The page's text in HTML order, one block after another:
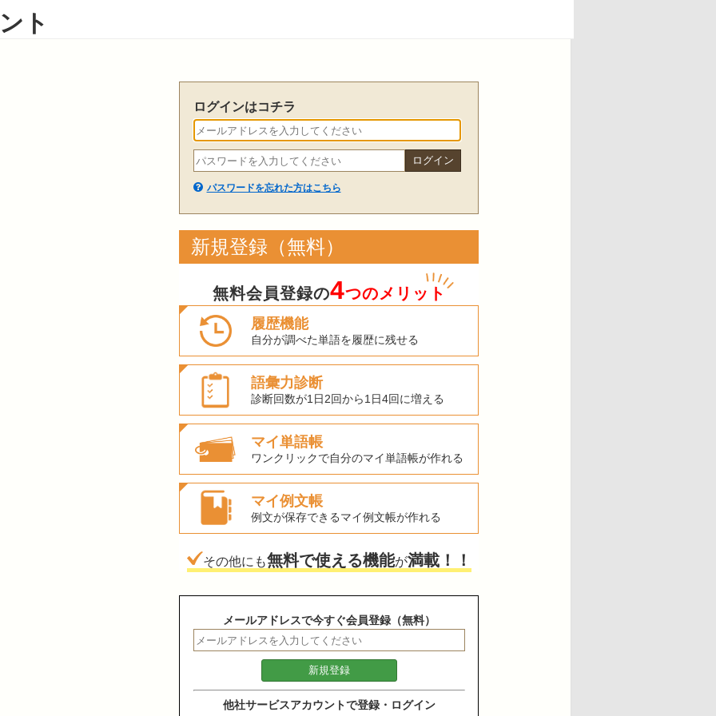
ト
ログインはコチラ
パスワードを忘れた方はこちら
新規登録（無料）
無料会員登録の4つのメリット
履歴機能
自分が調べた単語を履歴に残せる
語彙力診断
診断回数が1日2回から1日4回に増える
マイ単語帳
ワンクリックで自分のマイ単語帳が作れる
マイ例文帳
例文が保存できるマイ例文帳が作れる
その他にも無料で使える機能が満載！！
メールアドレスで今すぐ会員登録（無料）
他社サービスアカウントで登録・ログイン